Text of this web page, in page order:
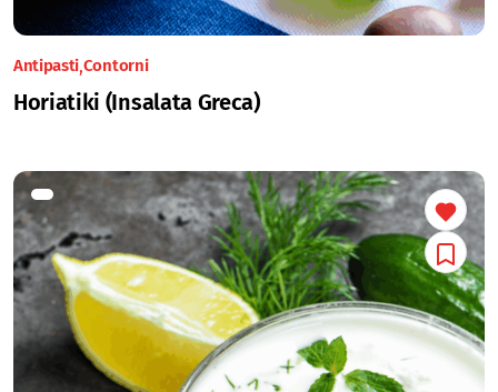
Antipasti Contorni
Horiatiki (Insalata Greca)